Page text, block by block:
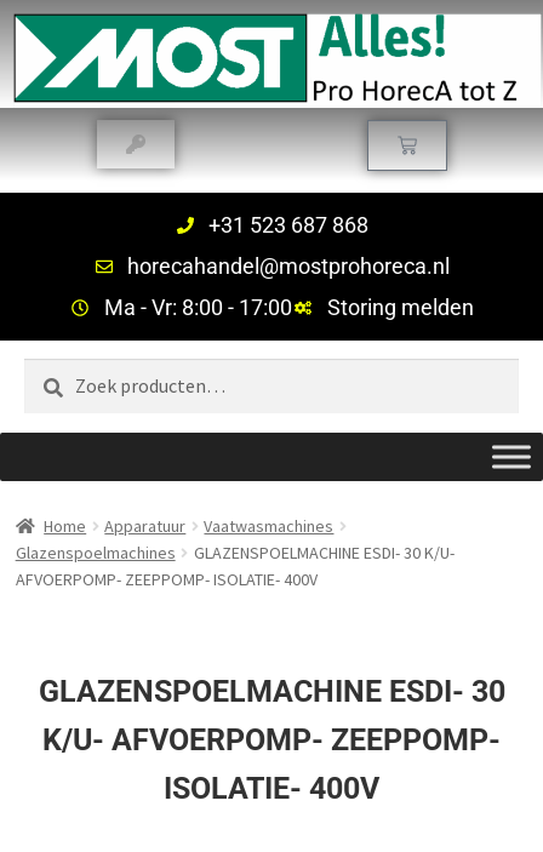
+31 523 687 868
horecahandel@mostprohoreca.nl
Ma - Vr: 8:00 - 17:00
Storing melden
Zoeken
Home Apparatuur
Vaatwasmachines
Glazenspoelmachines
GLAZENSPOELMACHINE ESDI- 30 K/U-
AFVOERPOMP- ZEEPPOMP- ISOLATIE- 400V
GLAZENSPOELMACHINE ESDI- 30
K/U- AFVOERPOMP- ZEEPPOMP-
ISOLATIE- 400V